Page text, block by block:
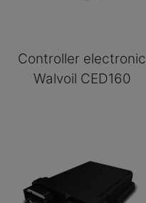
Controller electronic
Walvoil CED160